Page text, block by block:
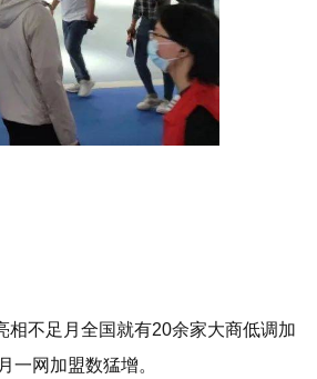
不足月全国就有20余家大商低调加
一网加盟数猛增。